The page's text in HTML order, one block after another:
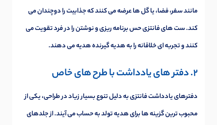
مانند سفر، فضا، یا گل ها عرضه می کنند که جذابیت را دوچندان می
کند. ست های فانتزی حس برنامه ریزی و نوشتن را در فرد تقویت می
کنند و تجربه ای خلاقانه را به هدیه گیرنده هدیه می دهند.
2. دفتر های یادداشت با طرح های خاص
دفترهای یادداشت فانتزی به دلیل تنوع بسیار زیاد در طراحی، یکی از
محبوب ترین گزینه ها برای هدیه تولد به حساب می آیند. از جلدهای